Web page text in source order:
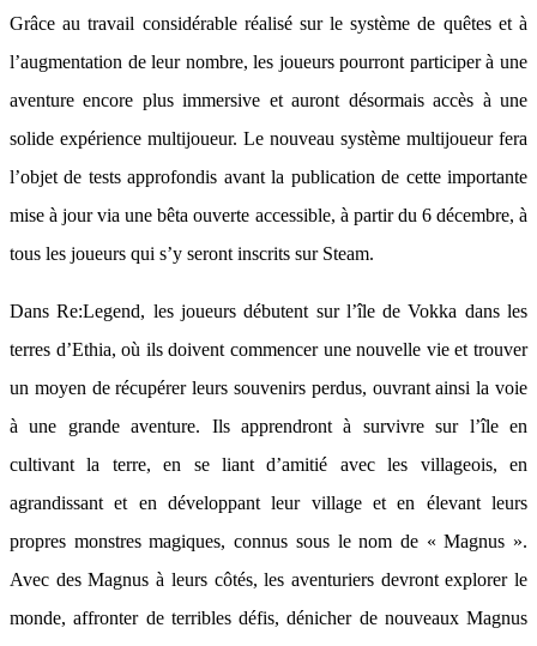
Grâce au travail considérable réalisé sur le système de quêtes et à
l’augmentation de leur nombre, les joueurs pourront participer à une
aventure encore plus immersive et auront désormais accès à une
solide expérience multijoueur. Le nouveau système multijoueur fera
l’objet de tests approfondis avant la publication de cette importante
mise à jour via une bêta ouverte accessible, à partir du 6 décembre, à
tous les joueurs qui s’y seront inscrits sur Steam.
Dans Re:Legend, les joueurs débutent sur l’île de Vokka dans les
terres d’Ethia, où ils doivent commencer une nouvelle vie et trouver
un moyen de récupérer leurs souvenirs perdus, ouvrant ainsi la voie
à une grande aventure. Ils apprendront à survivre sur l’île en
cultivant la terre, en se liant d’amitié avec les villageois, en
agrandissant et en développant leur village et en élevant leurs
propres monstres magiques, connus sous le nom de « Magnus ».
Avec des Magnus à leurs côtés, les aventuriers devront explorer le
monde, affronter de terribles défis, dénicher de nouveaux Magnus